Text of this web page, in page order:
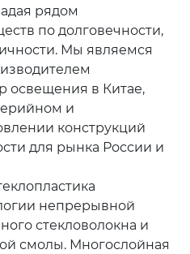
рядом
по долговечности,
Мы являемся
освещения в Китае,
и
конструкций
для рынка России и
непрерывной
стекловолокна и
смолы. Многослойная